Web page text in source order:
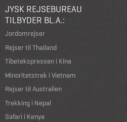
JYSK REJSEBUREAU
TILBYDER BL.A.:
Jordomrejser
Rejser til Thailand
Tibetekspressen i Kina
Minoritetstrek i Vietnam
Rejser til Australien
Trekking i Nepal
Safari i Kenya